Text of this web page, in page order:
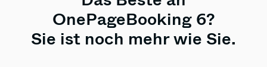
OnePageBooking 6?
Sie ist noch mehr wie Sie.